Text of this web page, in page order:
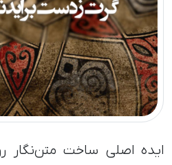
ایده اصلی ساخت متن‌نگار